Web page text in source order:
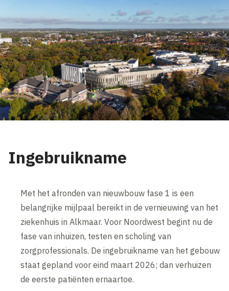
Ingebruikname
Met het afronden van nieuwbouw fase 1 is een
belangrijke mijlpaal bereikt in de vernieuwing van het
ziekenhuis in Alkmaar. Voor Noordwest begint nu de
fase van inhuizen, testen en scholing van
zorgprofessionals. De ingebruikname van het gebouw
staat gepland voor eind maart 2026; dan verhuizen
de eerste patiënten ernaartoe.